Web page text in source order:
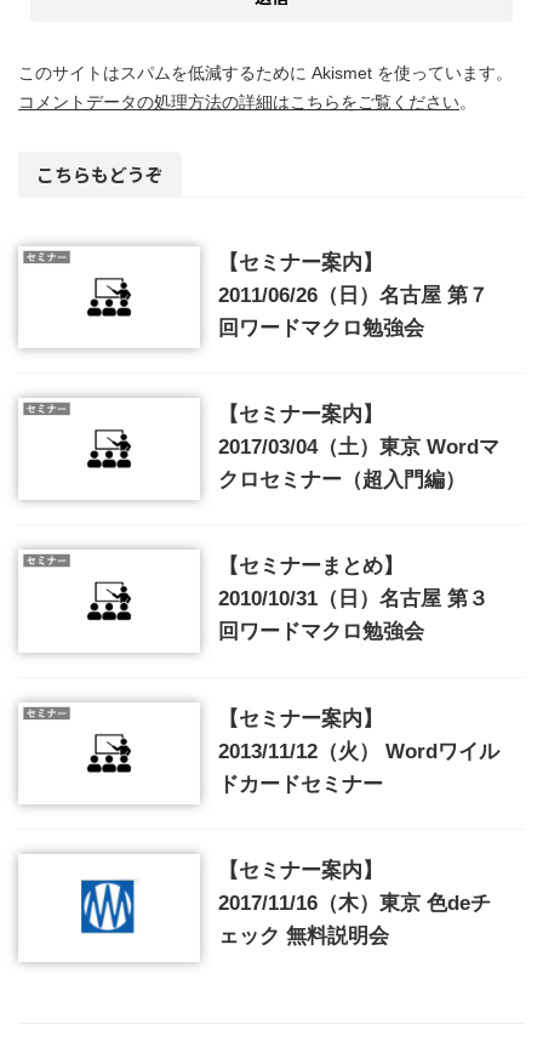
このサイトはスパムを低減するために Akismet を使っています。
コメントデータの処理方法の詳細はこちらをご覧ください。
こちらもどうぞ
【セミナー案内】
2011/06/26（日）名古屋 第７
回ワードマクロ勉強会
【セミナー案内】
2017/03/04（土）東京 Wordマ
クロセミナー（超入門編）
【セミナーまとめ】
2010/10/31（日）名古屋 第３
回ワードマクロ勉強会
【セミナー案内】
2013/11/12（火） Wordワイル
ドカードセミナー
【セミナー案内】
2017/11/16（木）東京 色deチ
ェック 無料説明会